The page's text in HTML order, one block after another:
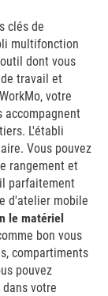
clés de
multifonction
dont vous
travail et
votre
accompagnent
L'établi
Vous pouvez
rangement et
parfaitement
d'atelier mobile
le matériel
bon vous
compartiments
pouvez
votre